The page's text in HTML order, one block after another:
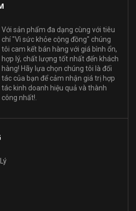
Với sản phẩm đa dạng cùng với tiêu
chí "Vì sức khỏe cộng đồng" chúng
tôi cam kết bán hàng với giá bình ổn,
hợp lý, chất lượng tốt nhất đến khách
hàng! Hãy lựa chọn chúng tôi là đối
tác của bạn để cảm nhận giá trị hợp
tác kinh doanh hiệu quả và thành
công nhất!.